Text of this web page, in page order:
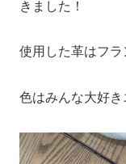
きました！
使用した革はフ
色はみんな大好き